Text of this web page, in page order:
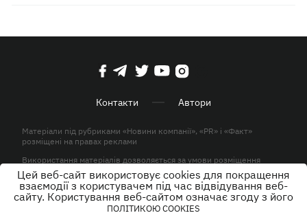
Контакти Автори
Матеріали під рубриками «Новини компанії», «PR» і «Факт»
розміщені на правах реклами
Використання матеріалів дозволяється за умови розміщення
активного гіперпосилання на KP.UA в першому абзаці.
© ТОВ «ЮЛАВ МЕДІА» 2026. Всі права захищені.
Цей веб-сайт використовує cookies для покращення
взаємодії з користувачем під час відвідування веб-
сайту. Користування веб-сайтом означає згоду з його
ПОЛІТИКОЮ COOKIES